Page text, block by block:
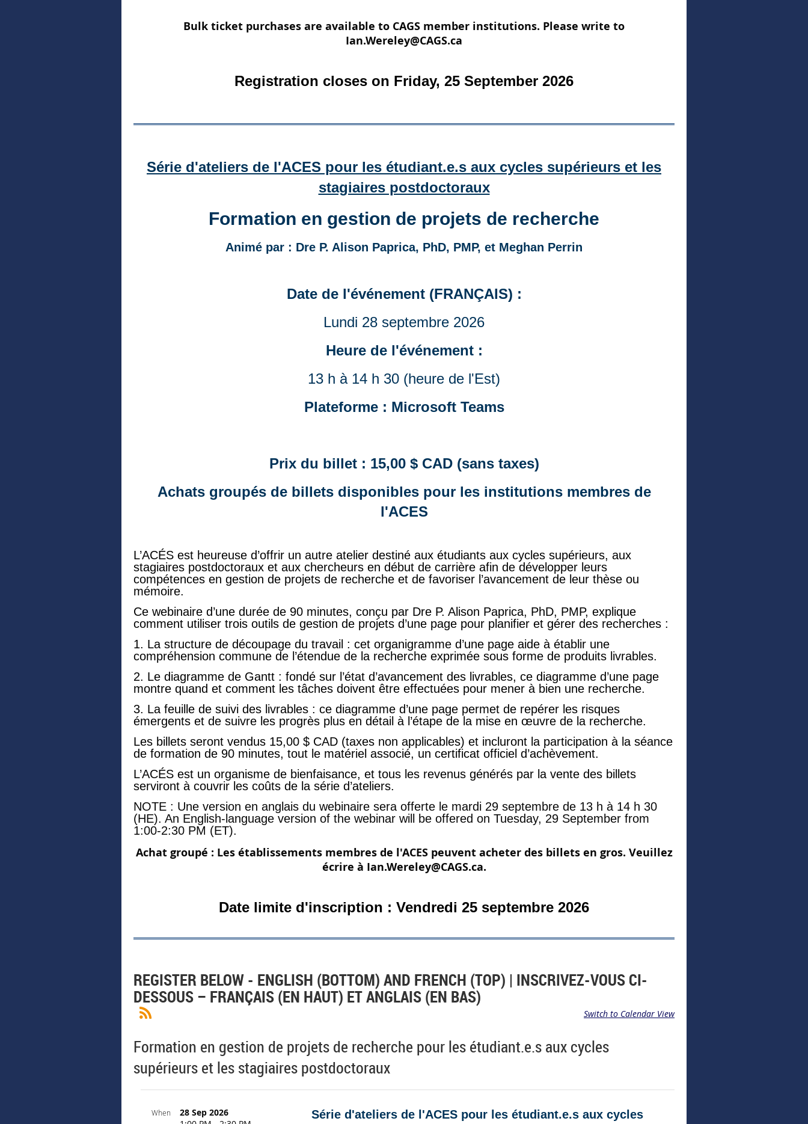
Bulk ticket purchases are available to CAGS member institutions. Please write to
Ian.Wereley@CAGS.ca
Registration closes on Friday, 25 September 2026
Série d'ateliers de l'ACES pour les étudiant.e.s aux cycles supérieurs et les
stagiaires postdoctoraux
Formation en gestion de projets de recherche
Animé par : Dre P. Alison Paprica, PhD, PMP, et Meghan Perrin
Date de l'événement (FRANÇAIS) :
Lundi 28 septembre 2026
Heure de l'événement :
13 h à 14 h 30 (heure de l'Est)
Plateforme : Microsoft Teams
Prix du billet : 15,00 $ CAD (sans taxes)
Achats groupés de billets disponibles pour les institutions membres de
l'ACES
L’ACÉS est heureuse d’offrir un autre atelier destiné aux étudiants aux cycles supérieurs, aux
stagiaires postdoctoraux et aux chercheurs en début de carrière afin de développer leurs
compétences en gestion de projets de recherche et de favoriser l’avancement de leur thèse ou
mémoire.
Ce webinaire d’une durée de 90 minutes, conçu par Dre P. Alison Paprica, PhD, PMP, explique
comment utiliser trois outils de gestion de projets d’une page pour planifier et gérer des recherches :
1. La structure de découpage du travail : cet organigramme d’une page aide à établir une
compréhension commune de l’étendue de la recherche exprimée sous forme de produits livrables.
2. Le diagramme de Gantt : fondé sur l’état d’avancement des livrables, ce diagramme d’une page
montre quand et comment les tâches doivent être effectuées pour mener à bien une recherche.
3. La feuille de suivi des livrables : ce diagramme d’une page permet de repérer les risques
émergents et de suivre les progrès plus en détail à l’étape de la mise en œuvre de la recherche.
Les billets seront vendus 15,00 $ CAD (taxes non applicables) et incluront la participation à la séance
de formation de 90 minutes, tout le matériel associé, un certificat officiel d’achèvement.
L’ACÉS est un organisme de bienfaisance, et tous les revenus générés par la vente des billets
serviront à couvrir les coûts de la série d’ateliers.
NOTE : Une version en anglais du webinaire sera offerte le mardi 29 septembre de 13 h à 14 h 30
(HE). An English-language version of the webinar will be offered on Tuesday, 29 September from
1:00-2:30 PM (ET).
Achat groupé : Les établissements membres de l'ACES peuvent acheter des billets en gros. Veuillez
écrire à Ian.Wereley@CAGS.ca.
Date limite d'inscription : Vendredi 25 septembre 2026
REGISTER BELOW - ENGLISH (BOTTOM) AND FRENCH (TOP) | INSCRIVEZ-VOUS CI-
DESSOUS – FRANÇAIS (EN HAUT) ET ANGLAIS (EN BAS)
Switch to Calendar View
Formation en gestion de projets de recherche pour les étudiant.e.s aux cycles
supérieurs et les stagiaires postdoctoraux
When
28 Sep 2026
Série d'ateliers de l'ACES pour les étudiant.e.s aux cycles